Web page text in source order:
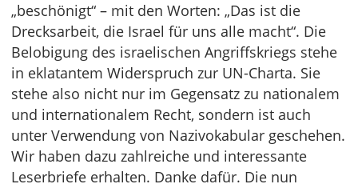
„beschönigt“ – mit den Worten: „Das ist die
Drecksarbeit, die Israel für uns alle macht“. Die
Belobigung des israelischen Angriffskriegs stehe
in eklatantem Widerspruch zur UN-Charta. Sie
stehe also nicht nur im Gegensatz zu nationalem
und internationalem Recht, sondern ist auch
unter Verwendung von Nazivokabular geschehen.
Wir haben dazu zahlreiche und interessante
Leserbriefe erhalten. Danke dafür. Die nun